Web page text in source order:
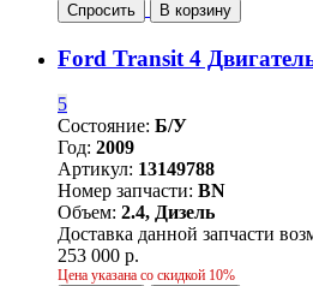
Спросить В корзину
Ford Transit 4
5
Состояние: Б/У
Год: 2009
Артикул: 13149788
Номер запчасти: BN
Объем: 2.4, Дизель
Доставка данной запчасти
253 000 р.
Цена указана со скидкой 10%